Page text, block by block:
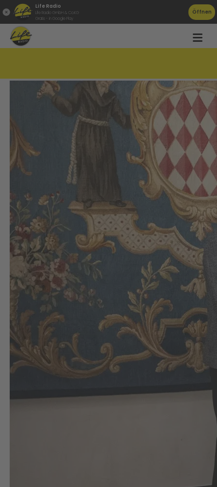
Life Radio
Life Radio GmbH & Co.KG
Gratis - in Google Play
Öffnen